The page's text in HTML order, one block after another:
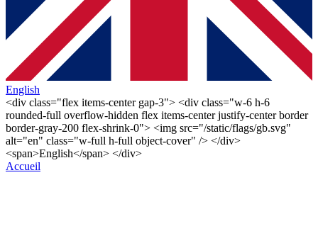
English
<div class="flex items-center gap-3"> <div class="w-6 h-6
rounded-full overflow-hidden flex items-center justify-center border
border-gray-200 flex-shrink-0"> <img src="/static/flags/gb.svg"
alt="en" class="w-full h-full object-cover" /> </div>
<span>English</span> </div>
Accueil